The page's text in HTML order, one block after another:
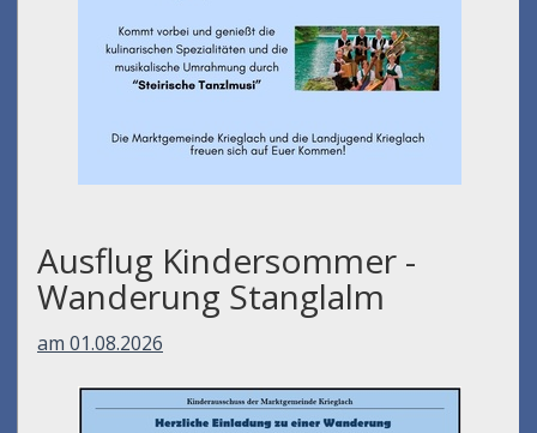
Ausflug Kindersommer -
Wanderung Stanglalm
am 01.08.2026